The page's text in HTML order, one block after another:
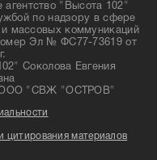
"Высота 102"
по надзору в сфере
массовых коммуникаций
Эл № ФС77-73619 от
Соколова Евгения
ООО "СВЖ "ОСТРОВ"
цитирования материалов